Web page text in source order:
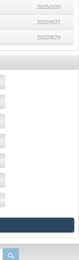
2025/2/20
2022/9/27
2022/8/29